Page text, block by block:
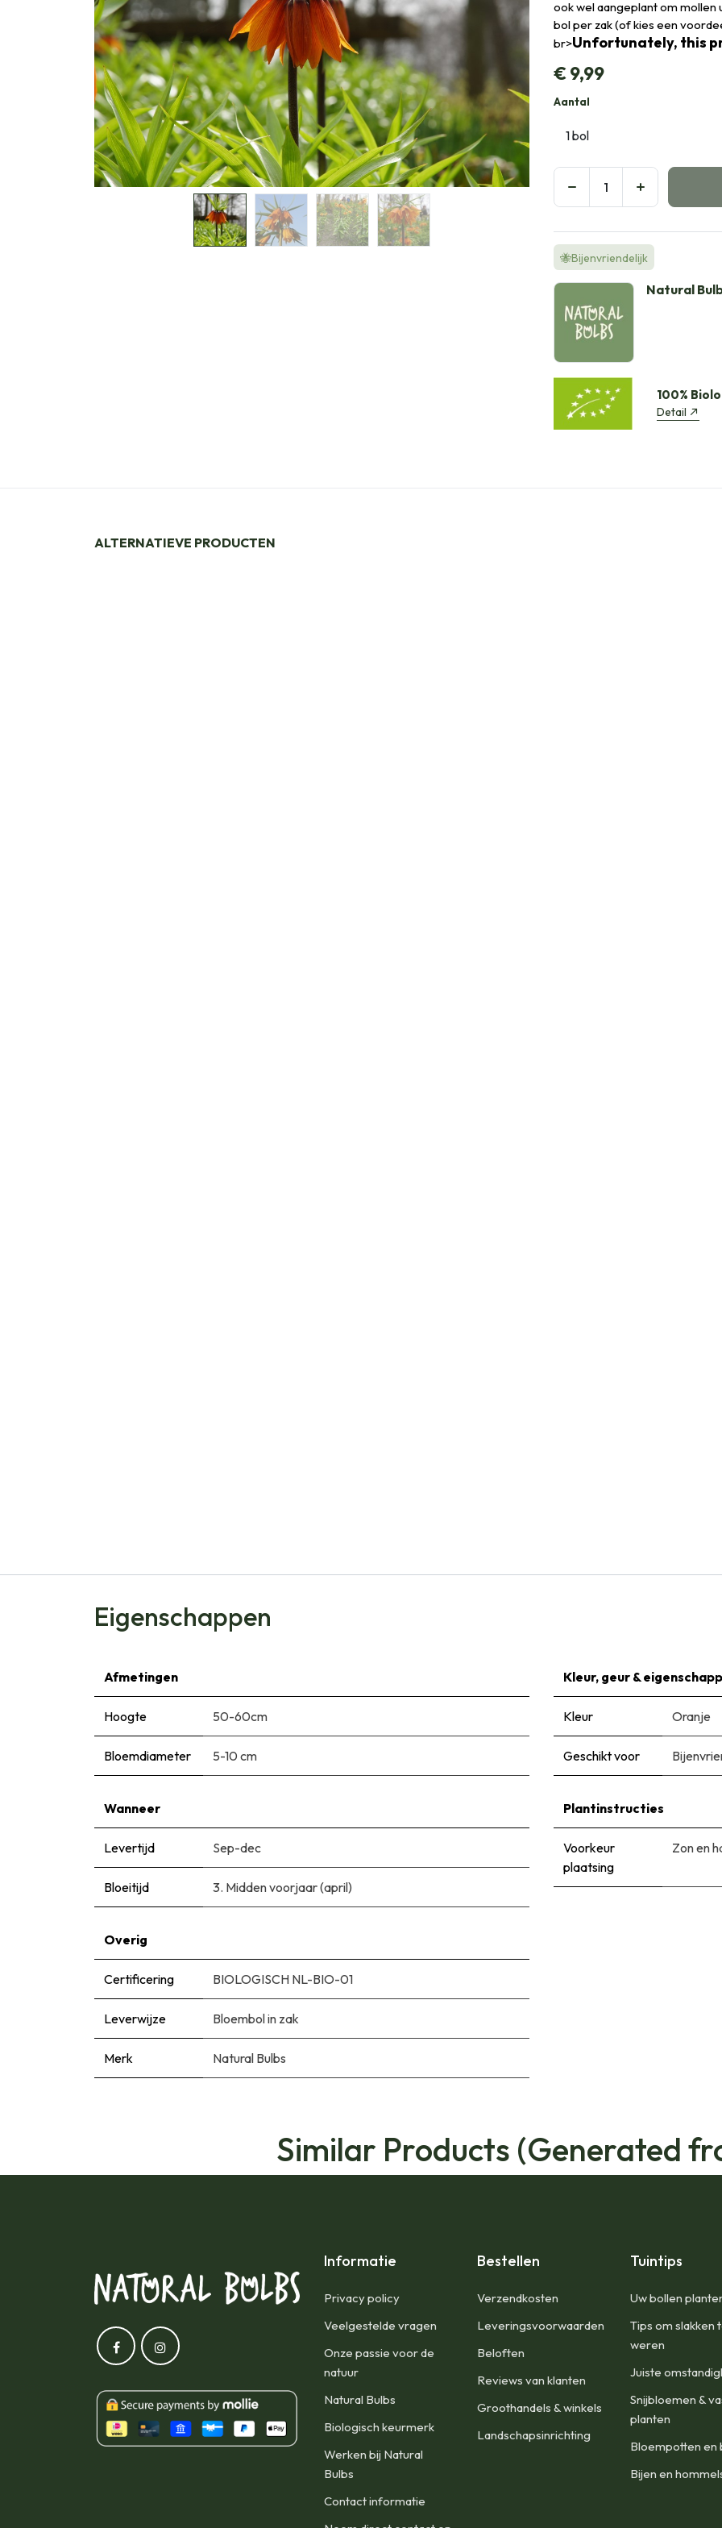
ook wel aangeplant om mollen
bol per zak (of kies een
br>Unfortunately, this
€9,99
Aantal
🐝Bijenvriendelijk
Natural
100%
Detail
ALTERNATIEVE PRODUCTEN
Eigenschappen
Afmetingen
Hoogte 50-60cm
Bloemdiameter 5-10 cm
Kleur, geur &
Kleur Oranje
Geschikt voor
Wanneer
Levertijd Sep-dec
Bloeitijd 3. Midden voorjaar (april)
Plantinstructies
Voorkeur
plaatsing
Zon en
Overig
Certificering BIOLOGISCH NL-BIO-01
Leverwijze Bloembol in zak
Merk Natural Bulbs
Similar Products (Generated
Informatie
Privacy policy
Veelgestelde vragen
Onze passie voor de
natuur
Natural Bulbs
Biologisch keurmerk
Werken bij Natural
Bulbs
Contact informatie
Bestellen
Verzendkosten
Leveringsvoorwaarden
Beloften
Reviews van klanten
Groothandels & winkels
Landschapsinrichting
Tuintips
Uw bollen
Tips om slakken
weren
Juiste
Snijbloemen &
planten
Bloempotten en
Bijen en